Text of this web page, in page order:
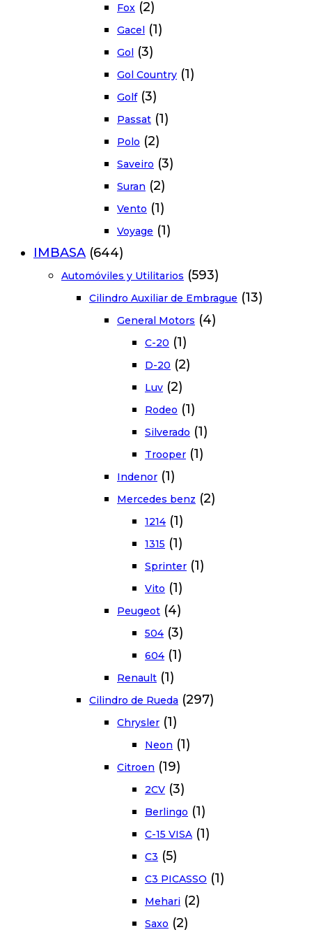
Fox (2)
Gacel (1)
Gol (3)
Gol Country (1)
Golf (3)
Passat (1)
Polo (2)
Saveiro (3)
Suran (2)
Vento (1)
Voyage (1)
IMBASA (644)
Automóviles y Utilitarios (593)
Cilindro Auxiliar de Embrague (13)
General Motors (4)
C-20 (1)
D-20 (2)
Luv (2)
Rodeo (1)
Silverado (1)
Trooper (1)
Indenor (1)
Mercedes benz (2)
1214 (1)
1315 (1)
Sprinter (1)
Vito (1)
Peugeot (4)
504 (3)
604 (1)
Renault (1)
Cilindro de Rueda (297)
Chrysler (1)
Neon (1)
Citroen (19)
2CV (3)
Berlingo (1)
C-15 VISA (1)
C3 (5)
C3 PICASSO (1)
Mehari (2)
Saxo (2)